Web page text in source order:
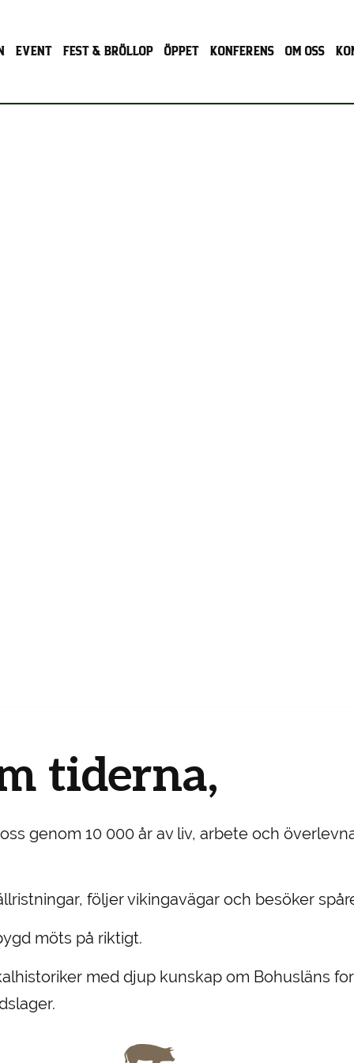
EVENT FEST & BRÖLLOP ÖPPET KONFERENS OM OSS
tiderna,
genom 10 000 år av liv, arbete och
följer vikingavägar och besöker
möts på riktigt.
med djup kunskap om Bohusläns